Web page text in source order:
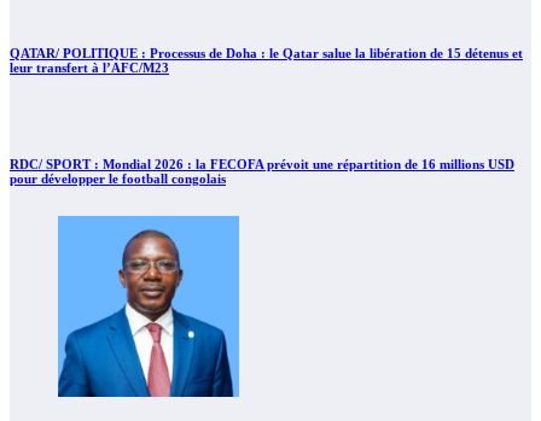
QATAR/ POLITIQUE : Processus de Doha : le Qatar salue la libération de 15 détenus et
leur transfert à l’AFC/M23
RDC/ SPORT : Mondial 2026 : la FECOFA prévoit une répartition de 16 millions USD
pour développer le football congolais